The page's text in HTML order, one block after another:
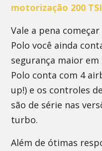
motorização 200 TSI
Vale a pena
Polo você ainda
segurança maior
Polo conta com 4
up!) e os controles
são de série nas
turbo.
Além de ótimas